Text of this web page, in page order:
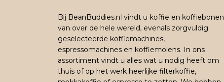
Bij BeanBuddies.nl vindt u koffie en koffiebonen
van over de hele wereld, evenals zorgvuldig
geselecteerde koffiemachines,
espressomachines en koffiemolens. In ons
assortiment vindt u alles wat u nodig heeft om
thuis of op het werk heerlijke filterkoffie,